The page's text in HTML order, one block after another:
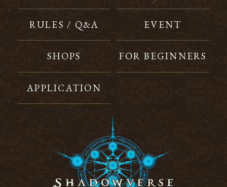
RULES / Q&A EVENT
SHOPS FOR BEGINNERS
APPLICATION